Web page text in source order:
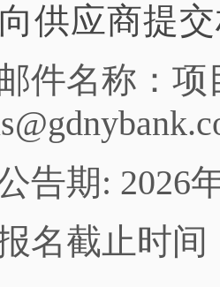
供应商提
邮件名称：
告期: 2026
名截止时间